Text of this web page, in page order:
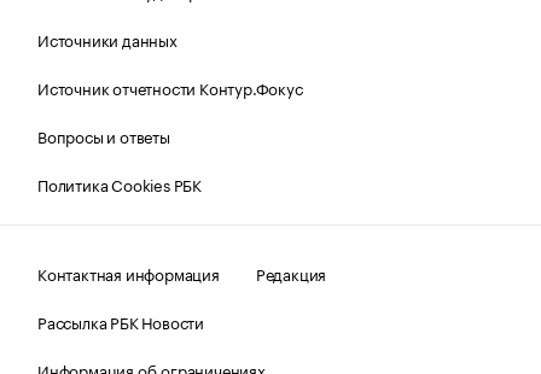
Источники данных
Источник отчетности Контур.Фокус
Вопросы и ответы
Политика Cookies РБК
Контактная информация
Редакция
Рассылка РБК Новости